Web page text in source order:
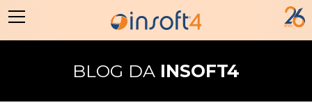
BLOG DAINSOFT4